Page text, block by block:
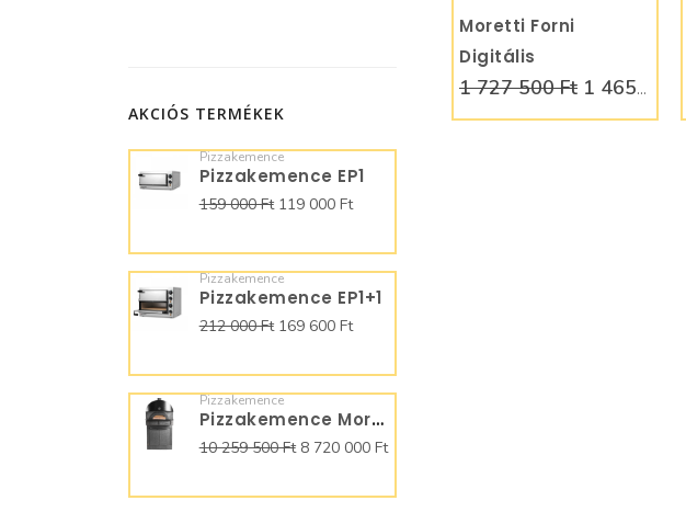
KOSÁRBA
Moretti Forni
Digitális
pizzakemence
4+4x36
1 727 500 Ft 1 465 000 Ft
AKCIÓS TERMÉKEK
Pizzakemence
Pizzakemence EP1
159 000 Ft119 000 Ft
Pizzakemence
Pizzakemence EP1+1
212 000 Ft169 600 Ft
Pizzakemence
Pizzakemence Moretti Forni Neapolis MFN9
10 259 500 Ft8 720 000 Ft